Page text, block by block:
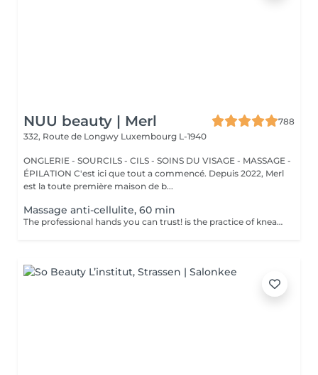
NUU beauty | Merl
788
332, Route de Longwy Luxembourg L-1940
ONGLERIE - SOURCILS - CILS - SOINS DU VISAGE - MASSAGE -
ÉPILATION C'est ici que tout a commencé. Depuis 2022, Merl
est la toute première maison de b...
Massage anti-cellulite, 60 min
The professional hands you can trust! is the practice of kneading or manipulating a person's muscles and other soft-tissue in order to reduce stress, reduce muscle pain, increase relaxation and improve the work of the immune system. Benefits of getting an anti-cellulite massage: - improves blood circulation - congestion in the skin goes away - metabolic processes in cells and tissues are activated - muscles and tissues are saturated with oxygen and minerals - skin becomes smooth and elastic How is massage anti-cellulite done? - back is massaged - arms are massaged - legs are massaged - belly is massaged Age restrictions: recommended to do from 16 years. Post procedure recommendations: do not do sport and any sharp movements for 2-3 hours after the procedure. Frequency: 2-3 times per week, 10 times in total. Repeat once in 3-6 months.